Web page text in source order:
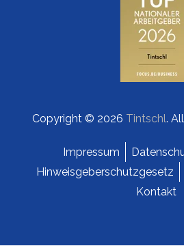
Copyright © 2026 Tintschl.
Impressum
Hinweisgeberschutzgesetz
Kontakt